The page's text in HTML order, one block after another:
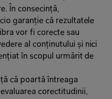
În consecință,
garanție că rezultatele
vor fi corecte sau
al conținutului și nici
în scopul urmărit de
că poartă întreaga
corectitudinii,